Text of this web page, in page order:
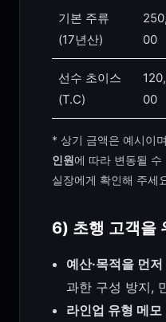
기본 주류
(17년산)
00
선수 초이스
(T.C)
00
* 상기 금액은 예시이
인원에 따라 변동될 수
실장에게 확인해 주세
6) 초행 고객을
예산·목적을 먼
과한 구성 방지,
라인업 유형 메모